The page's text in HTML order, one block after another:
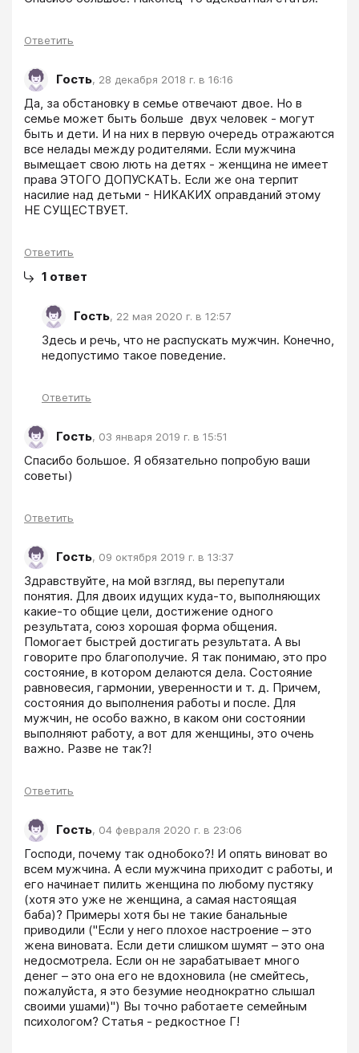
Ответить
Гость, 28 декабря 2018 г. в 16:16
Да, за обстановку в семье отвечают двое. Но в
семье может быть больше  двух человек - могут
быть и дети. И на них в первую очередь отражаются
все нелады между родителями. Если мужчина
вымещает свою лють на детях - женщина не имеет
права ЭТОГО ДОПУСКАТЬ. Если же она терпит
насилие над детьми - НИКАКИХ оправданий этому
НЕ СУЩЕСТВУЕТ.
Ответить
1 ответ
Гость, 22 мая 2020 г. в 12:57
Здесь и речь, что не распускать мужчин. Конечно,
недопустимо такое поведение.
Ответить
Гость, 03 января 2019 г. в 15:51
Спасибо большое. Я обязательно попробую ваши
советы)
Ответить
Гость, 09 октября 2019 г. в 13:37
Здравствуйте, на мой взгляд, вы перепутали
понятия. Для двоих идущих куда-то, выполняющих
какие-то общие цели, достижение одного
результата, союз хорошая форма общения.
Помогает быстрей достигать результата. А вы
говорите про благополучие. Я так понимаю, это про
состояние, в котором делаются дела. Состояние
равновесия, гармонии, уверенности и т. д. Причем,
состояния до выполнения работы и после. Для
мужчин, не особо важно, в каком они состоянии
выполняют работу, а вот для женщины, это очень
важно. Разве не так?!
Ответить
Гость, 04 февраля 2020 г. в 23:06
Господи, почему так однобоко?! И опять виноват во
всем мужчина. А если мужчина приходит с работы, и
его начинает пилить женщина по любому пустяку
(хотя это уже не женщина, а самая настоящая
баба)? Примеры хотя бы не такие банальные
приводили ("Если у него плохое настроение – это
жена виновата. Если дети слишком шумят – это она
недосмотрела. Если он не зарабатывает много
денег – это она его не вдохновила (не смейтесь,
пожалуйста, я это безумие неоднократно слышал
своими ушами)") Вы точно работаете семейным
психологом? Статья - редкостное Г!